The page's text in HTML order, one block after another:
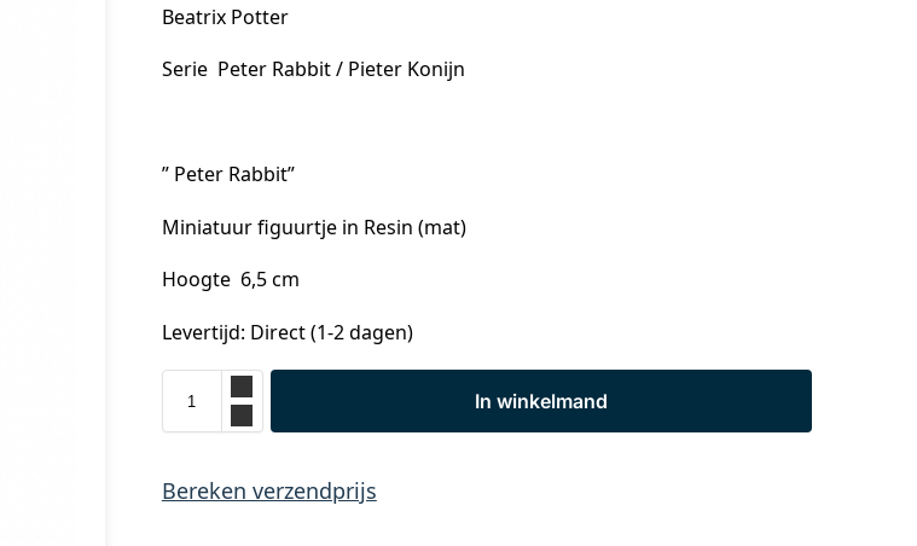
Beatrix Potter
Serie Peter Rabbit / Pieter Konijn
” Peter Rabbit”
Miniatuur figuurtje in Resin (mat)
Hoogte 6,5 cm
Levertijd: Direct (1-2 dagen)
In winkelmand
Bereken verzendprijs